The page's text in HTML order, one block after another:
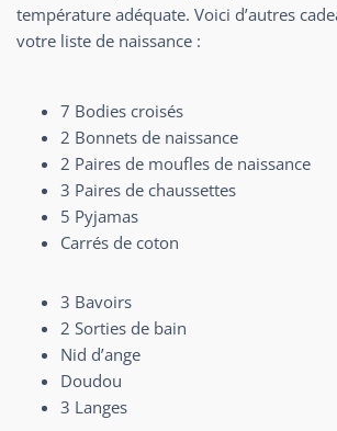
température adéquate. Voici d’autres
votre liste de naissance :
7 Bodies croisés
2 Bonnets de naissance
2 Paires de moufles de naissance
3 Paires de chaussettes
5 Pyjamas
Carrés de coton
3 Bavoirs
2 Sorties de bain
Nid d’ange
Doudou
3 Langes